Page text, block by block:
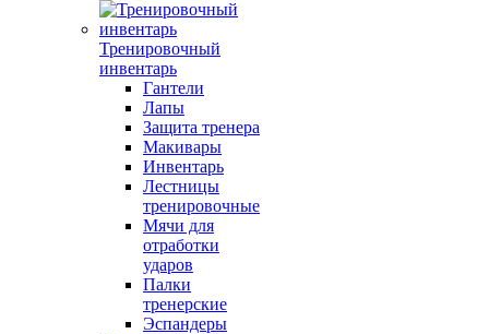
Тренировочный
инвентарь
Гантели
Лапы
Защита тренера
Макивары
Инвентарь
Лестницы
тренировочные
Мячи для
отработки
ударов
Палки
тренерские
Эспандеры